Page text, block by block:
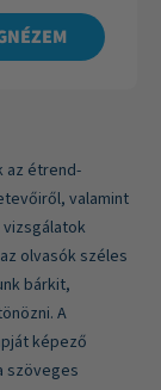
az étrend-
valamint
olvasók széles
bárkit,
A
képező
szöveges